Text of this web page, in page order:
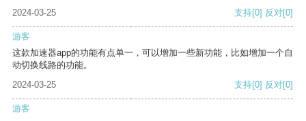
2024-03-25
支持[0] 反对[0]
游客
这款加速器app的功能有点单一，可以增加一些新功能，比如增加一个自
动切换线路的功能。
2024-03-25
支持[0] 反对[0]
游客